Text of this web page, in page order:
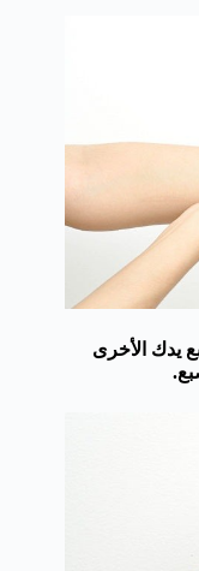
يدك الأخرى